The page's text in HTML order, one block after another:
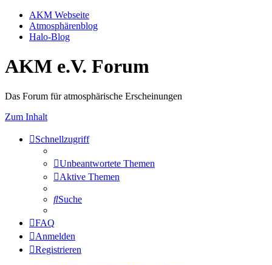
AKM Webseite
Atmosphärenblog
Halo-Blog
AKM e.V. Forum
Das Forum für atmosphärische Erscheinungen
Zum Inhalt
Schnellzugriff
Unbeantwortete Themen
Aktive Themen
Suche
FAQ
Anmelden
Registrieren